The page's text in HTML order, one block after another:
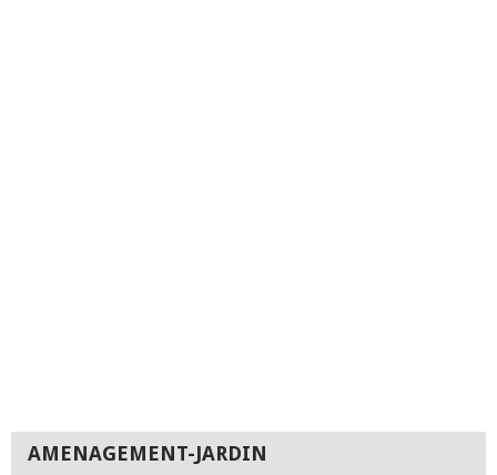
AMENAGEMENT-JARDIN